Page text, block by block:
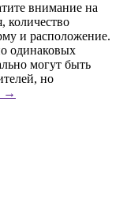
внимание на
количество
и расположение.
одинаковых
могут быть
но
→